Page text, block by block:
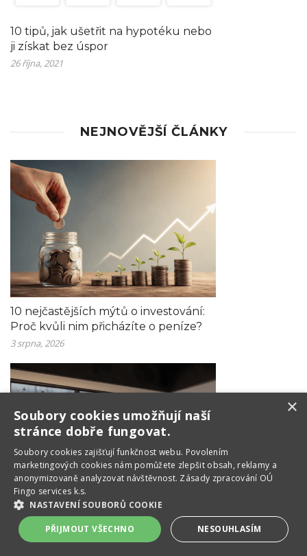
10 tipů, jak ušetřit na hypotéku nebo
ji získat bez úspor
26 října, 2021
NEJNOVĚJŠÍ ČLÁNKY
10 nejčastějších mýtů o investování:
Proč kvůli nim přicházíte o peníze?
3 srpna, 2026
Jak na novou hypotéku: Celý proces
krok za krokem
20 července, 2026
HYPOTÉKY ŽIVOTNÍ POJIŠTĚNÍ INVESTICE
POJIŠTĚNÍ
MAJETKU
×
Soubory cookies umožňují naší
stránce dobře fungovat.
Soubory сookies zajišťují funkčnost webu. Povolením
marketingových cookies nám pomůžete zlepšit obsah, reklamy a
anonymizovaně analyzovat návštěvnost. Zásady zpracování OÚ
Fingo services k.s.
NASTAVENÍ SOUBORŮ COOKIE
PŘIJMOUT VŠECHNO NESOUHLASÍM